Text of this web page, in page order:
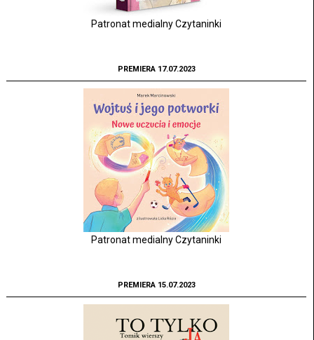
Patronat medialny Czytaninki
PREMIERA 17.07.2023
Patronat medialny Czytaninki
PREMIERA 15.07.2023